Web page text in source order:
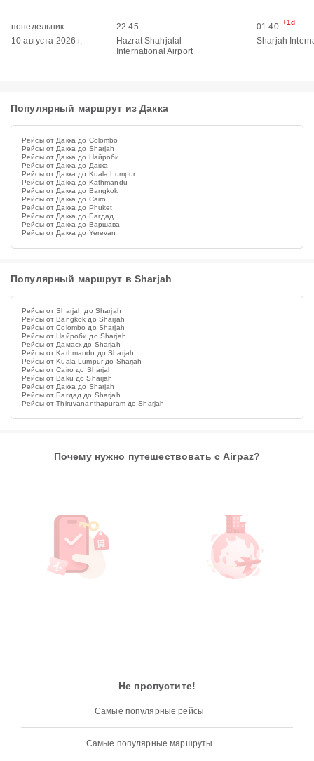
понедельник
10 августа 2026 г.
22:45
Hazrat Shahjalal
International Airport
01:40 +1d
Sharjah
Популярный маршрут из Дакка
Рейсы от Дакка до Colombo
Рейсы от Дакка до Sharjah
Рейсы от Дакка до Найроби
Рейсы от Дакка до Дакка
Рейсы от Дакка до Kuala Lumpur
Рейсы от Дакка до Kathmandu
Рейсы от Дакка до Bangkok
Рейсы от Дакка до Cairo
Рейсы от Дакка до Phuket
Рейсы от Дакка до Багдад
Рейсы от Дакка до Варшава
Рейсы от Дакка до Yerevan
Популярный маршрут в Sharjah
Рейсы от Sharjah до Sharjah
Рейсы от Bangkok до Sharjah
Рейсы от Colombo до Sharjah
Рейсы от Найроби до Sharjah
Рейсы от Дамаск до Sharjah
Рейсы от Kathmandu до Sharjah
Рейсы от Kuala Lumpur до Sharjah
Рейсы от Cairo до Sharjah
Рейсы от Baku до Sharjah
Рейсы от Дакка до Sharjah
Рейсы от Багдад до Sharjah
Рейсы от Thiruvananthapuram до Sharjah
Почему нужно путешествовать с Airpaz?
Не пропустите!
Самые популярные рейсы
Самые популярные маршруты